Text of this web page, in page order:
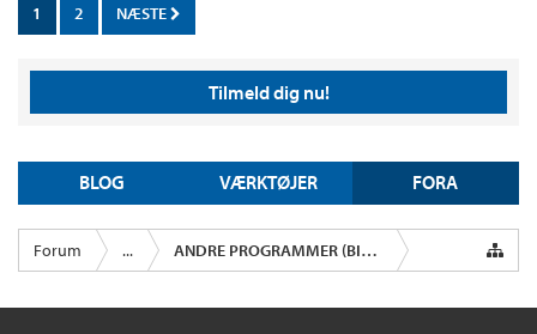
1 2 NÆSTE
Tilmeld dig nu!
BLOG VÆRKTØJER FORA
Forum ... ANDRE PROGRAMMER (BIL, KREDITKORT M.M.)